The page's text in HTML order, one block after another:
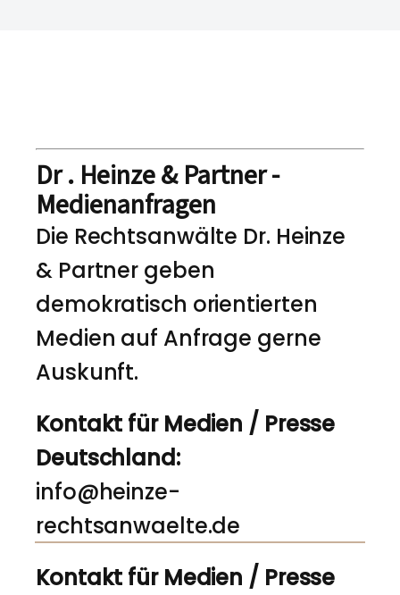
Dr . Heinze & Partner -
Medienanfragen
Die Rechtsanwälte Dr. Heinze
& Partner geben
demokratisch orientierten
Medien auf Anfrage gerne
Auskunft.
Kontakt für Medien / Presse
Deutschland:
info@heinze-
rechtsanwaelte.de
Kontakt für Medien / Presse